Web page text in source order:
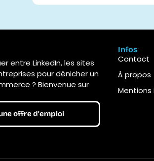
entre LinkedIn, les sites
pour dénicher un
? Bienvenue sur
offre d'emploi
Infos
Contact
À propos
Mentions